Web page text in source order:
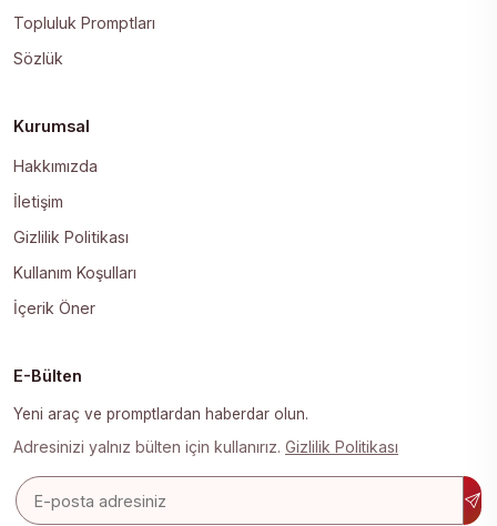
Topluluk Promptları
Sözlük
Kurumsal
Hakkımızda
İletişim
Gizlilik Politikası
Kullanım Koşulları
İçerik Öner
E-Bülten
Yeni araç ve promptlardan haberdar olun.
Adresinizi yalnız bülten için kullanırız. Gizlilik Politikası
E-posta adresi